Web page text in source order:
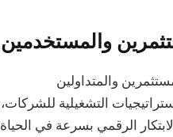
والمستخدمين
والمتداولين
التشغيلية للشركات،
الرقمي بسرعة في الحياة